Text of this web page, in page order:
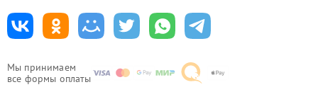
Мы принимаем
все формы оплаты